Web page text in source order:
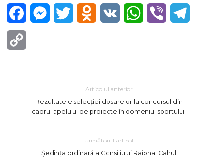
FacebookMessenger
Twitter Odnoklassniki
VK WhatsApp
Viber
Articolul anterior
Rezultatele selecției dosarelor la concursul din
cadrul apelului de proiecte în domeniul sportului.
Următorul articol
Ședința ordinară a Consiliului Raional Cahul